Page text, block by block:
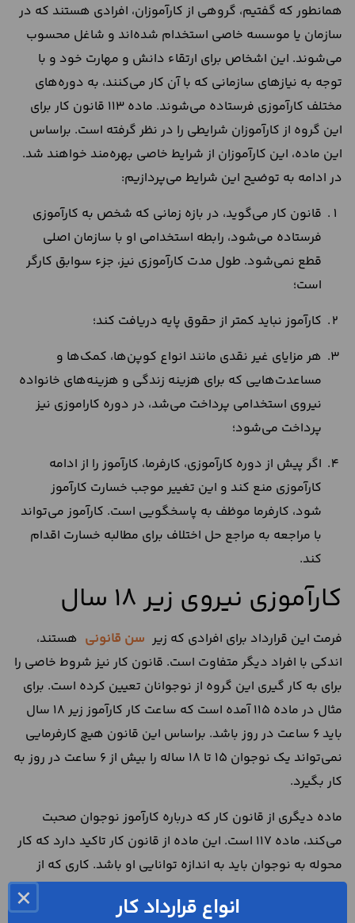
همانطور که گفتیم، گروهی از کارآموزان، افرادی هستند که در
سازمان یا موسسه خاصی استخدام شده‌اند و شاغل محسوب
می‌شوند. این اشخاص برای ارتقاء دانش و مهارت خود و با
توجه به نیازهای سازمانی که با آن کار می‌کنند، به دوره‌های
مختلف کارآموزی فرستاده می‌شوند. ماده 113 قانون کار برای
این گروه از کارآموزان شرایطی را در نظر گرفته است. براساس
این ماده، این کارآموزان از شرایط خاصی بهره‌مند خواهند شد.
در ادامه به توضیح این شرایط می‌پردازیم:
قانون کار می‌گوید، در بازه زمانی که شخص به کارآموزی
فرستاده می‌شود، رابطه استخدامی او با سازمان اصلی
قطع نمی‌شود. طول مدت کارآموزی نیز، جزء سوابق کارگر
است؛
کارآموز نباید کمتر از حقوق پایه دریافت کند؛
هر مزایای غیر نقدی مانند انواع کوپن‌ها، کمک‌ها و
مساعدت‌هایی که برای هزینه زندگی و هزینه‌های خانواده
نیروی استخدامی پرداخت می‌شد، در دوره کاراموزی نیز
پرداخت می‌شود؛
اگر پیش از دوره کارآموزی، کارفرما، کارآموز را از ادامه
کارآموزی منع کند و این تغییر موجب خسارت کارآموز
شود، کارفرما موظف به پاسخگویی است. کارآموز می‌تواند
با مراجعه به مراجع حل اختلاف برای مطالبه خسارت اقدام
کند.
کارآموزی نیروی زیر 18 سال
فرمت این قرارداد برای افرادی که زیر سن قانونی هستند،
اندکی با افراد دیگر متفاوت است. قانون کار نیز شروط خاصی را
برای به کار گیری این گروه از نوجوانان تعیین کرده است. برای
مثال در ماده 115 آمده است که ساعت کار کارآموز زیر 18 سال
باید 6 ساعت در روز باشد. براساس این قانون هیچ کارفرمایی
نمی‌تواند یک نوجوان 15 تا 18 ساله را بیش از 6 ساعت در روز به
کار بگیرد.
ماده دیگری از قانون کار که درباره کارآموز نوجوان صحبت
می‌کند، ماده 117 است. این ماده از قانون کار تاکید دارد که کار
محوله به نوجوان باید به اندازه توانایی او باشد. کاری که از
توان نوجوان خارج است یا برای او سختی زیادی ایجاد می‌کند،
جزء ممنوعیات قرارداد با یک کارآموز نوجوان است. ماده 117 در
× انواع قرارداد کار